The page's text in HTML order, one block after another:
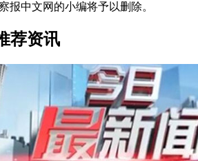
报中文网的小编将予以删除。
荐资讯